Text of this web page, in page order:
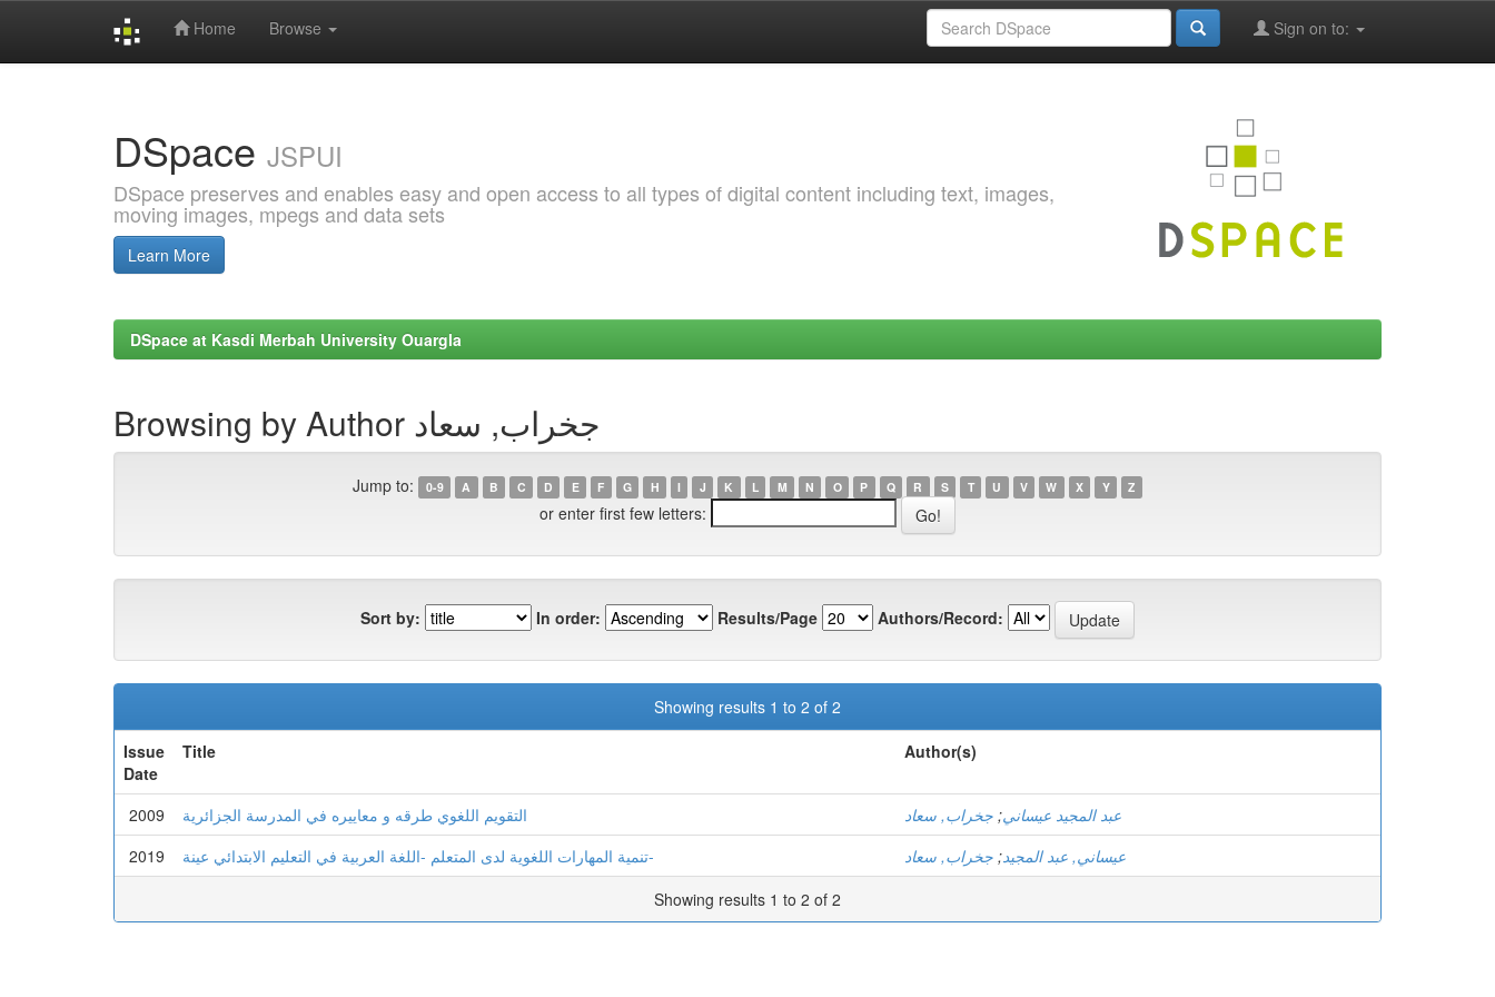
Home Browse Sign on to:
DSpace JSPUI
DSpace preserves and enables easy and open access to all types of digital content including text, images,
moving images, mpegs and data sets
Learn More
DSpace at Kasdi Merbah University Ouargla
Browsing by Author جخراب, سعاد
Jump to: 0-9 A B C D E F G H I J K L M N O P Q R S T U V W X Y Z
or enter first few letters:
Sort by: In order: Results/Page Authors/Record:
Showing results 1 to 2 of 2
Issue
Date
Title Author(s)
2009 التقويم اللغوي طرقه و معاييره في المدرسة الجزائرية عبد المجيد عيساني; جخراب, سعاد
2019
تنمية المهارات اللغوية لدى المتعلم -اللغة العربية في التعليم الابتدائي عينة- عيساني, عبد المجيد; جخراب, سعاد
Showing results 1 to 2 of 2